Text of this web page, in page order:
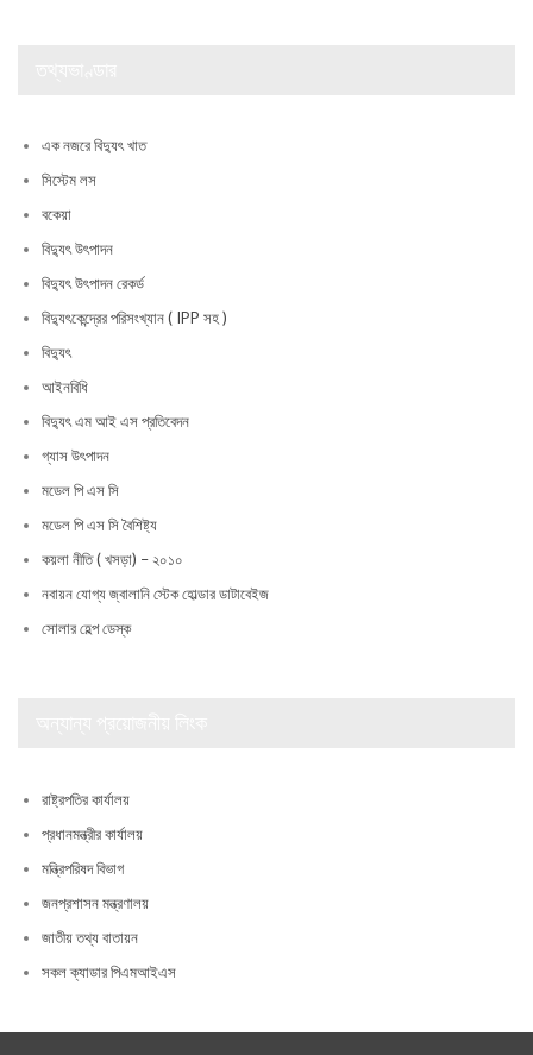
এক নজরে বিদ্যুৎ খাত
সিস্টেম লস
বকেয়া
বিদ্যুৎ উৎপাদন
বিদ্যুৎ উৎপাদন রেকর্ড
বিদ্যুৎকেন্দ্রের পরিসংখ্যান ( IPP সহ )
বিদ্যুৎ
আইনবিধি
বিদ্যুৎ এম আই এস প্রতিবেদন
গ্যাস উৎপাদন
মডেল পি এস সি
মডেল পি এস সি বৈশিষ্ট্য
কয়লা নীতি ( খসড়া) – ২০১০
নবায়ন যোগ্য জ্বালানি স্টেক হোল্ডার ডাটাবেইজ
সোলার হেল্প ডেস্ক
রাষ্ট্রপতির কার্যালয়
প্রধানমন্ত্রীর কার্যালয়
মন্ত্রিপরিষদ বিভাগ
জনপ্রশাসন মন্ত্রণালয়
জাতীয় তথ্য বাতায়ন
সকল ক্যাডার পিএমআইএস